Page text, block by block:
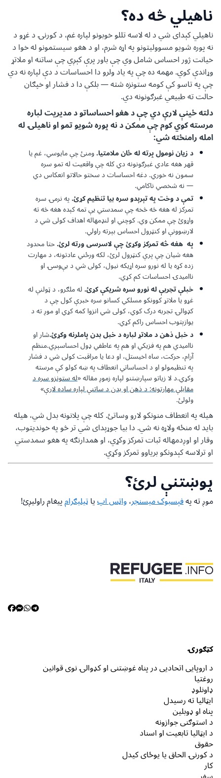
ناهيلي څه ده؟
ناهيلي کېدای شي د له لاسه تللو خوبونو لپاره غم، د کورنۍ د غړو د
نه پوره شویو مسوولیتونو په اړه شرم، او د هغو سیستمونو له خوا د
خیانت ژور احساس شامل وي چې باور پرې کېږي چې ساتنه او ملاتړ
وړاندې کوي. مهمه ده چې په یاد ولرو دا احساسات د دې لپاره نه دي
چې په تاسو کې کومه ستونزه شته — بلکې دا د فشار او خپګان
حالت ته طبیعي غبرګونونه دي.
دلته ځینې لارې دي چې د هغو احساساتو د مدیریت لپاره
مرسته کوي کوم چې ممکن د نه پوره شویو تمو او ناهيلۍ له
امله رامنځته شي:
د زیان نومول پرته له ځان ملامتیا.ومنئ چې مایوسي، غم یا
قهر هغه عادي غبرګونونه دي کله چې واقعیت له تمو سره
سمون نه خوري. دغه احساسات د سختو حالاتو انعکاس دي
— نه شخصي ناکامي.
تمې د وخت په تېرېدو سره بیا تنظیم کړئ.په نرمۍ سره
تمرکز له هغه څه څخه چې سمدستي یې تمه کېده هغه څه ته
واړوئ چې ممکن وي. کوچني او لنډمهاله اهداف کولی شي د
لارښوونې او کنټرول احساس بېرته راولي.
په هغه څه تمرکز وکړئ چې لاسرسی ورته لرئ.حتا محدود
هغه شیان چې پرې کنټرول لرئ، لکه ورځني عادتونه، د مهارت
زده کړه یا له نورو سره اړیکه نیول، کولی شي د بې‌وسۍ او
ناامیدۍ احساسات کم کړي.
خپلې تجربې له نورو سره شریکې کړئ.له ملګرو، د ټولنې له
غړو یا ملاتړ کوونکو مسلکي کسانو سره خبرې کول چې د
کډوالۍ تجربه درک کوي، کولی شي انزوا کمه کړي او موږ ته د
یوازېتوب احساس راکم کړي.
د خپل ذهن د ملاتړ لپاره د خپل بدن پاملرنه وکړئ.شار او
ناامیدي هم په فزیکي او هم په عاطفي ډول احساسېږي.منظم
آرام، حرکت، ساه اخیستل، او دعا یا مراقبت کولی شي د فشار
په تنظیمولو او د احساساتي انعطاف په ښه کولو کې مرسته
وکړي.د لا زیاتو سپارښتنو لپاره زموږ مقاله «له ستونزو سره د
مقابلې مهارتونه: د ذهن او بدن د ساتنې لپاره ساده لارې»
ولولئ.
هیله په انعطاف منونکو لارو وساتئ. کله چې پلانونه بدل شي، هیله
باید له منځه ولاړه نه شي. دا بیا جوړېدای شي تر څو په خوندیتوب،
وقار او اوږدمهاله ثبات تمرکز وکړي، او همدارنګه په هغو سمدستي
او ترلاسه کېدونکو بریاوو تمرکز وکړي.
پوښتنې لرئ؟
موږ ته پهفېسبوک میسنجر،واټس اپیاټیلیګرامپیغام راولیږئ!
کټګورۍ
د اروپایي اتحادیې در پناه غوښتنې او کډوالۍ نوي قوانین
روغتیا
ډاونلوډ
ایټالیا ته رسیدل
پناه او ډوبلین
د استوګنې جوازونه
د ایټالیا تابعیت او اسناد
حقوق
د کورنۍ الحاق یا یوځای کیدل
کار